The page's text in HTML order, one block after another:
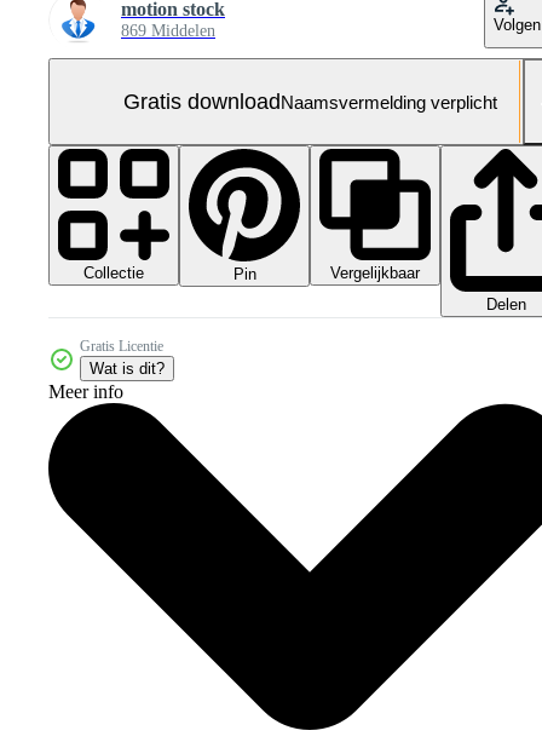
motion stock
869 Middelen Volgen
Gratis downloadNaamsvermelding verplicht
Collectie Pin
Vergelijkbaar
Delen
Gratis Licentie
Wat is dit?
Meer info